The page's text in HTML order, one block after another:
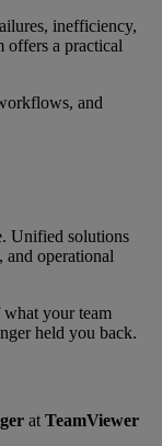
inefficiency,
offers a practical
and
Unified solutions
and operational
your team
held you back.
at TeamViewer